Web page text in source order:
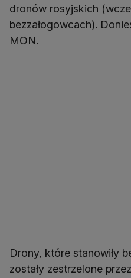
dronów rosyjskich
bezzałogowcach).
MON.
Drony, które stanowiły
zostały zestrzelone